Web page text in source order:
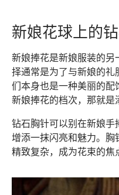
新娘花球上的
新娘捧花是新娘服装的
择通常是为了与新娘的
们本身也是一种美丽的
新娘捧花的档次，那就是
钻石胸针可以别在新娘
增添一抹闪亮和魅力。
精致复杂，成为花束的焦